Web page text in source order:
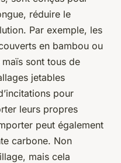
réduire le
Par exemple, les
en bambou ou
sont tous de
jetables
pour
leurs propres
peut également
carbone. Non
mais cela